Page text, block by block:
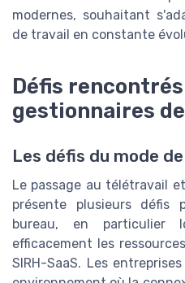
modernes, souhaitant
de travail en constante
Défis
gestionnaires
Les défis du mode
Le passage au télétravail
présente plusieurs défis
bureau, en particulier
efficacement les
SIRH-SaaS. Les